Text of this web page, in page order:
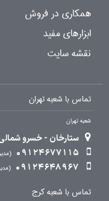
همکاری در فروش
ابزارهای مفید
نقشه سایت
تماس با شعبه تهران
شعبه تهران
ستارخان - خسرو شمالی -
09124677115
09124648967
تماس با شعبه کرج